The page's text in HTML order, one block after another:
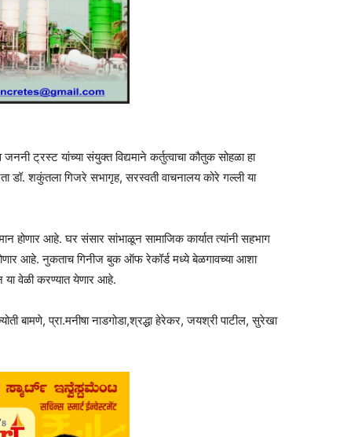
ट्रस्ट यांच्या संयुक्त विद्यमाने कर्तुत्वाचा कौतुक सोहळा हा
डॉ. शकुंतला गिजरे सभागृह, सरस्वती वाचनालय कोरे गल्ली या
होणार आहे. घर संसार सांभाळून सामाजिक कार्यात त्यांनी सहभाग
आहे. नुकताच गिनीज बुक ऑफ रेकॉर्ड मध्ये बेळगावच्या आशा
या वेळी करण्यात येणार आहे.
बामणे, प्रा.मनीषा नाडगोडा,श्रद्धा हेरेकर, जयश्री पाटील, सुरेखा